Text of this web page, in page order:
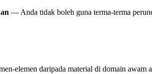
— Anda tidak boleh guna terma-terma
elemen daripada material di domain awam